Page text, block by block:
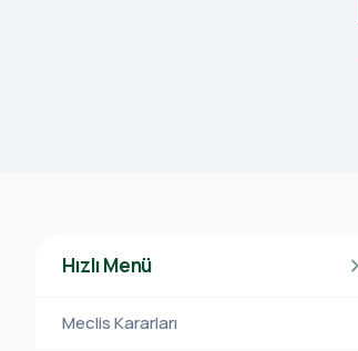
Hızlı Menü
Meclis Kararları